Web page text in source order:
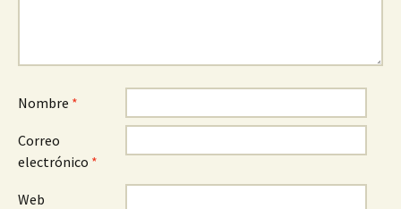
Nombre *
Correo
electrónico *
Web